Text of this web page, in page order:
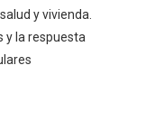
y vivienda.
y la respuesta